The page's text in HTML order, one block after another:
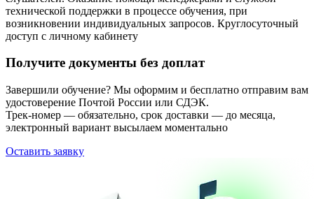
технической поддержки в процессе обучения, при
возникновении индивидуальных запросов. Круглосуточный
доступ с личному кабинету
Получите документы без доплат
Завершили обучение? Мы оформим и бесплатно отправим вам
удостоверение Почтой России или СДЭК.
Трек-номер — обязательно, срок доставки — до месяца,
электронный вариант высылаем моментально
Оставить заявку